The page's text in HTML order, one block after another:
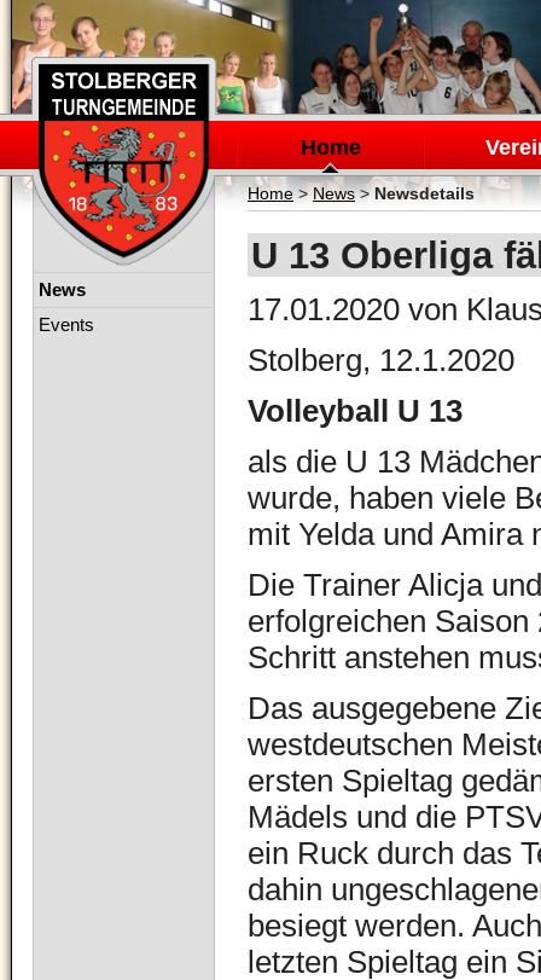
Navigation
überspringen
Home
Home> News>Newsdetails
U 13 Oberliga
17.01.2020 von
Stolberg, 12.1.2020
Volleyball U 13
als die U 13
wurde, haben viele
mit Yelda und Amira
Die Trainer Alicja
erfolgreichen
Schritt anstehen
Das ausgegebene
westdeutschen
ersten Spieltag
Mädels und die
ein Ruck durch das
dahin
besiegt werden.
letzten Spieltag ein
Navigation
News
Events